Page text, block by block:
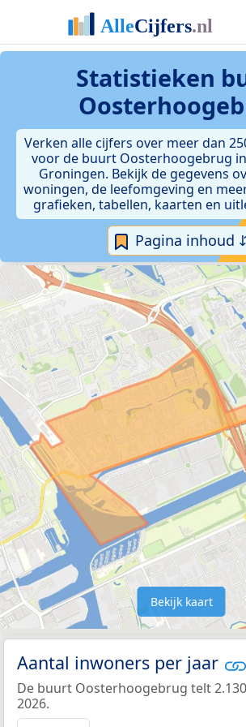
Statistieken
Verken alle cijfers over meer dan
voor de buurt Oosterhoogebrug
Groningen. Bekijk de gegevens
woningen, de leefomgeving en
grafieken, tabellen, kaarten en
Pagina inhoud
Bekijk kaart
Aantal inwoners per jaar
De buurt Oosterhoogebrug telt
2026.